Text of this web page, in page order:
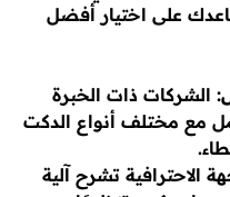
على اختيار أفضل
الشركات ذات الخبرة
مع مختلف أنواع الدكت
الاحترافية تشرح آلية